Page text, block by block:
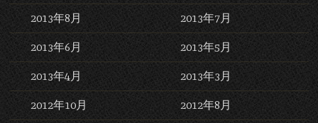
2013年8月 2013年7月
2013年6月 2013年5月
2013年4月 2013年3月
2012年10月 2012年8月